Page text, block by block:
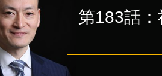
第183話